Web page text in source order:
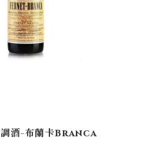
調酒-布蘭卡Branca